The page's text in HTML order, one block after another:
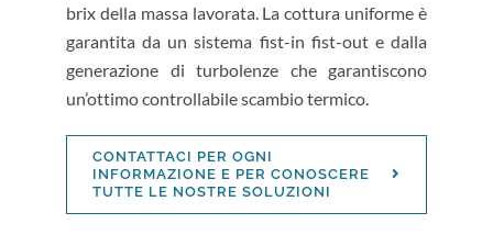
brix della massa lavorata. La cottura uniforme è
garantita da un sistema fist-in fist-out e dalla
generazione di turbolenze che garantiscono
un’ottimo controllabile scambio termico.
CONTATTACI PER OGNI
INFORMAZIONE E PER CONOSCERE
TUTTE LE NOSTRE SOLUZIONI